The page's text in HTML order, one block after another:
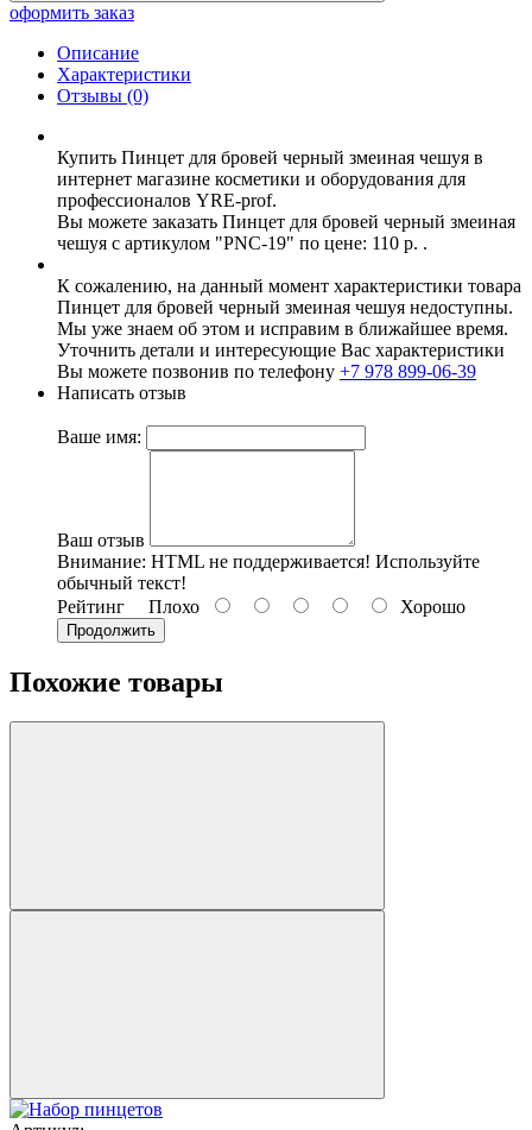
оформить заказ
Описание
Характеристики
Отзывы (0)
Купить Пинцет для бровей черный змеиная чешуя в
интернет магазине косметики и оборудования для
профессионалов YRE-prof.
Вы можете заказать Пинцет для бровей черный змеиная
чешуя с артикулом "PNC-19" по цене: 110 р. .
К сожалению, на данный момент характеристики товара
Пинцет для бровей черный змеиная чешуя недоступны.
Мы уже знаем об этом и исправим в ближайшее время.
Уточнить детали и интересующие Вас характеристики
Вы можете позвонив по телефону +7 978 899-06-39
Написать отзыв
Ваше имя:
Ваш отзыв
Внимание: HTML не поддерживается! Используйте
обычный текст!
Рейтинг Плохо Хорошо
Продолжить
Похожие товары